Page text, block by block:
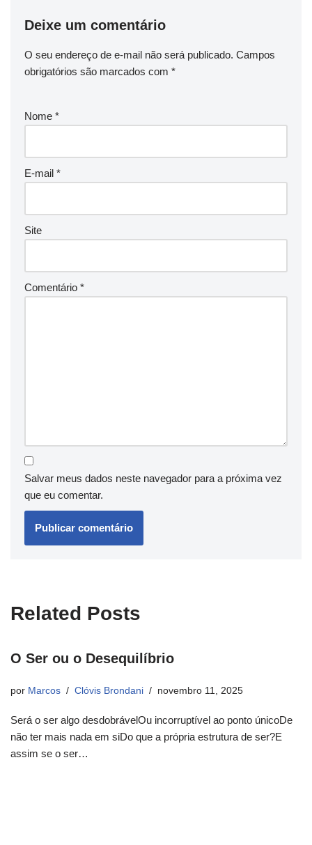
Deixe um comentário
O seu endereço de e-mail não será publicado. Campos
obrigatórios são marcados com *
Nome *
E-mail *
Site
Comentário *
Salvar meus dados neste navegador para a próxima vez
que eu comentar.
Related Posts
O Ser ou o Desequilíbrio
por Marcos Clóvis Brondani novembro 11, 2025
Será o ser algo desdobrávelOu incorruptível ao ponto únicoDe
não ter mais nada em siDo que a própria estrutura de ser?E
assim se o ser…